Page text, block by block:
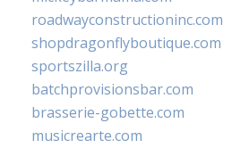
roadwayconstructioninc.com
shopdragonflyboutique.com
sportszilla.org
batchprovisionsbar.com
brasserie-gobette.com
musicrearte.com